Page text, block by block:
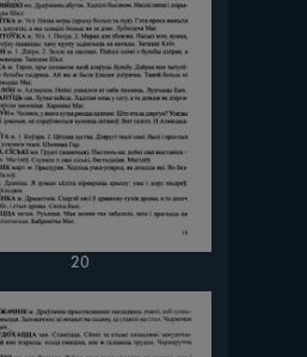
20